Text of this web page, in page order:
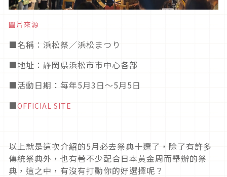
圖片來源
■名稱：浜松祭／浜松まつり
■地址：静岡県浜松市市中心各部
■活動日期 ：每年5月3日～5月5日
■OFFICIAL SITE
以上就是這次介紹的5月必去祭典十選了，除了有許多
傳統祭典外，也有著不少配合日本黃金周而舉辦的祭
典，這之中，有沒有打動你的好選擇呢？